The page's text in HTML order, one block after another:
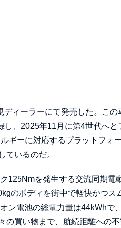
ィーラーにて発売した。この
、2025年11月に第4世代へ
ギーに対応するプラットフォ
ているのだ。
125Nmを発生する交流同期電
のボディを街中で軽快かつス
ン電池の総電力量は44kWhで
買い物まで、航続距離への